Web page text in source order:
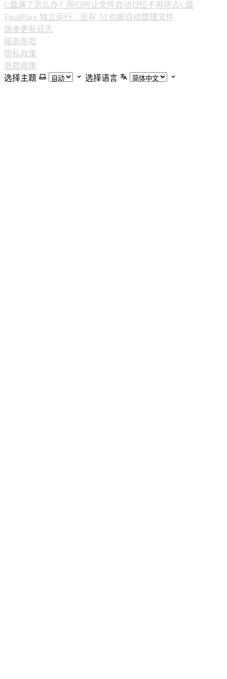
C盘满了怎么办？用归所让文件自动归位不再挤占C盘
FinalPlace 独立运行：没有 AI 也能自动整理文件
版本更新日志
服务条款
隐私政策
退款政策
选择主题
选择语言